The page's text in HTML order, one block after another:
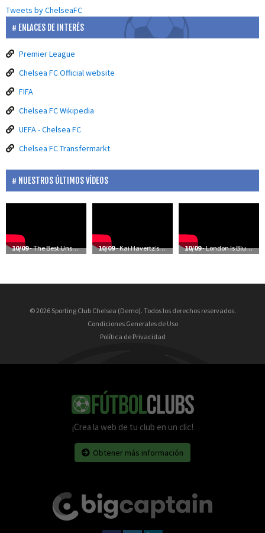
Tweets by ChelseaFC
ENLACES DE INTERÉS
Premier League
Chelsea FC Official website
FIFA
Chelsea FC Wikipedia
UEFA - Chelsea FC
Chelsea FC Transfermarkt
NUESTROS ÚLTIMOS VÍDEOS
10/09- The Best Unseen Moments Of Chelsea’s Season 10/09- Kai Havertz’s First Training Session At Cobham 10/09- London Is Blue | The Future’s Bright | Frank Lampard: Coming Home
© 2026 Sporting Club Chelsea (Demo). Todos los derechos reservados.
Condiciones Generales de Uso
Política de Privacidad
¡Crea la web de tu club en un clic!
Obtener más información